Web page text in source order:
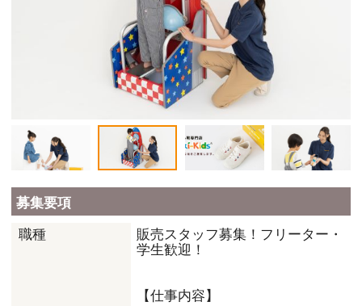
募集要項
職種
販売スタッフ募集！フリーター・
学生歓迎！
【仕事内容】